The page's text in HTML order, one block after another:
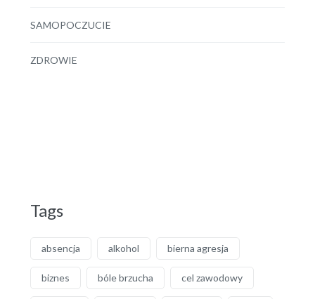
SAMOPOCZUCIE
ZDROWIE
Tags
absencja alkohol bierna agresja
biznes bóle brzucha cel zawodowy